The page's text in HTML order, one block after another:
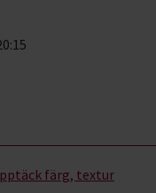
färg, textur